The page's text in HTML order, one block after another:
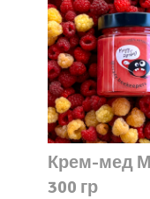
Крем-мед
300 гр